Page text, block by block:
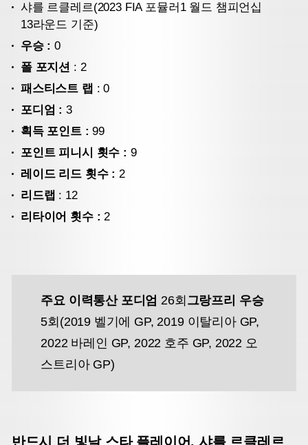
샤를 르클레르(2023 FIA 포뮬러1 월드 챔피언십
13라운드 기준)
우승 :0
폴 포지션 : 2
패스티스트 랩 : 0
포디엄 : 3
획득 포인트 :99
포인트 피니시 횟수 : 9
레이드 리드 횟수 : 2
리드랩 : 12
리타이어 횟수 :2
주요 이력통산 포디엄 26회 그랑프리 우승
5회 (2019 벨기에 GP, 2019 이탈리아 GP,
2022 바레인 GP, 2022 호주 GP, 2022 오
스트리아 GP)
반드시 더 빛날 스타 플레이어, 샤를 르클레르